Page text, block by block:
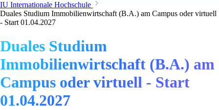
IU Internationale Hochschule
Duales Studium Immobilienwirtschaft (B.A.) am Campus oder virtuell
- Start 01.04.2027
Duales Studium
Immobilienwirtschaft (B.A.) am
Campus oder virtuell - Start
01.04.2027